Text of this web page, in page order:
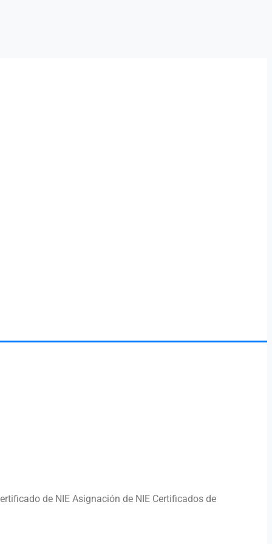
de NIE Asignación de NIE Certificados de